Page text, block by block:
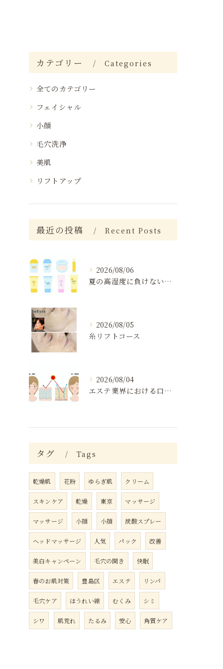
カテゴリー Categories
全てのカテゴリー
フェイシャル
小顔
毛穴洗浄
美肌
リフトアップ
最近の投稿 Recent Posts
2026/08/06
夏の高湿度に負けない肌ケア術
2026/08/05
糸リフトコース
2026/08/04
エステ業界における口コミの効果分析
タグ Tags
乾燥肌 花粉 ゆらぎ肌 クリーム
スキンケア 乾燥 東京 マッサージ
マッサージ 小顔 小顔 炭酸スプレー
ヘッドマッサージ 人気 パック 改善
美白キャンペーン 毛穴の開き 快眠
春のお肌対策 豊島区 エステ リンパ
毛穴ケア ほうれい線 むくみ シミ
シワ 肌荒れ たるみ 安心 角質ケア